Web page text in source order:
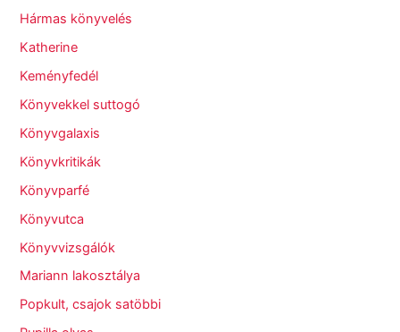
Hármas könyvelés
Katherine
Keményfedél
Könyvekkel suttogó
Könyvgalaxis
Könyvkritikák
Könyvparfé
Könyvutca
Könyvvizsgálók
Mariann lakosztálya
Popkult, csajok satöbbi